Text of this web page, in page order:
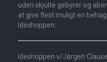
uden skjulte gebyrer og
at give flest muligt en
Ideshoppen.
Ideshoppen v/Jørgen